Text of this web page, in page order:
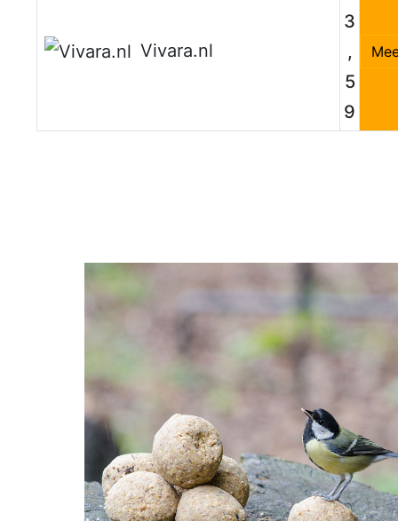
Vivara.nl
3
,
5
9